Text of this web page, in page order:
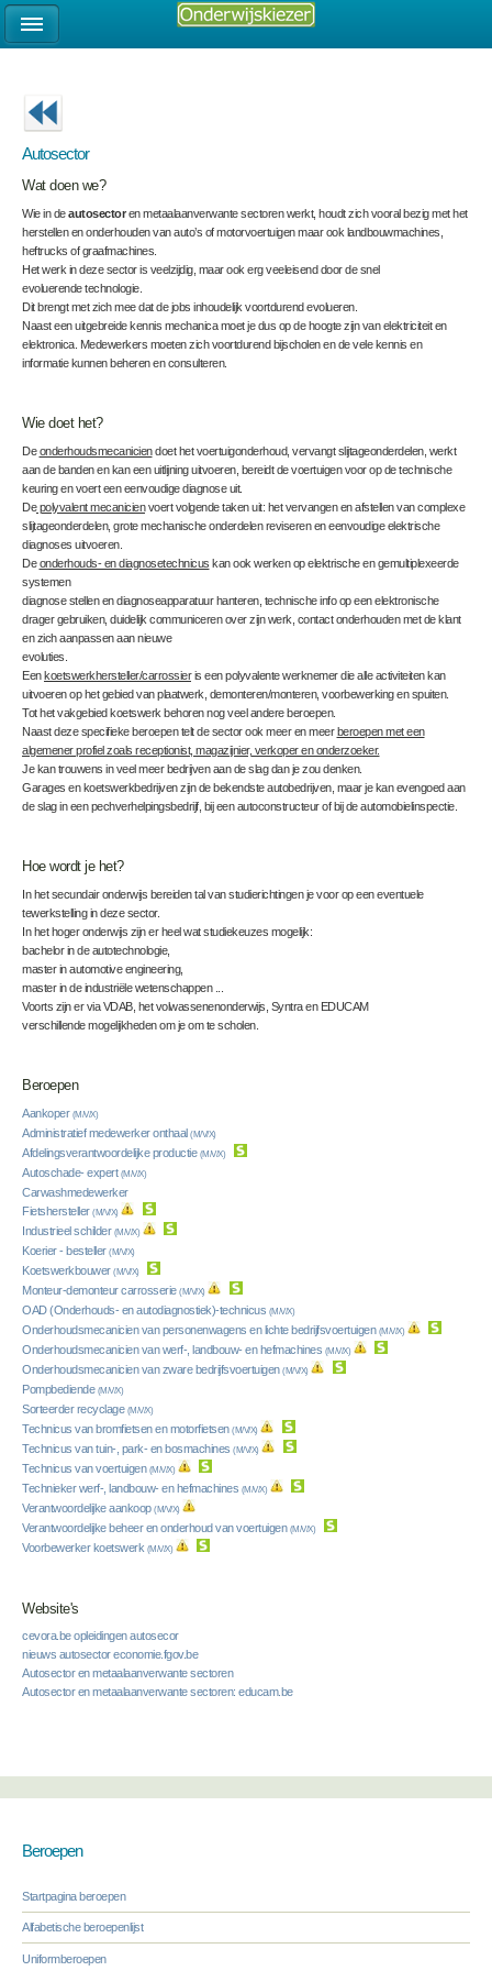
Autosector
Wat doen we?
Wie in deautosectoren metaalaanverwante sectoren werkt, houdt zich vooral bezig met het
herstellen en onderhouden van auto’s of motorvoertuigen maar ook landbouwmachines,
heftrucks of graafmachines.
Het werk in deze sector is veelzijdig, maar ook erg veeleisend door de snel
evoluerende technologie.
Dit brengt met zich mee dat de jobs inhoudelijk voortdurend evolueren.
Naast een uitgebreide kennis mechanica moet je dus op de hoogte zijn van elektriciteit en
elektronica. Medewerkers moeten zich voortdurend bijscholen en de vele kennis en
informatie kunnen beheren en consulteren.
Wie doet het?
Deonderhoudsmecaniciendoet het voertuigonderhoud, vervangt slijtageonderdelen, werkt
aan de banden en kan een uitlijning uitvoeren, bereidt de voertuigen voor op de technische
keuring en voert een eenvoudige diagnose uit.
Depolyvalent mecanicienvoert volgende taken uit: het vervangen en afstellen van complexe
slijtageonderdelen, grote mechanische onderdelen reviseren en eenvoudige elektrische
diagnoses uitvoeren.
Deonderhouds- en diagnosetechnicus kan ook werken op elektrische en gemultiplexeerde
systemen
diagnose stellen en diagnoseapparatuur hanteren, technische info op een elektronische
drager gebruiken, duidelijk communiceren over zijn werk, contact onderhouden met de klant
en zich aanpassen aan nieuwe
evoluties.
Een koetswerkhersteller/carrossieris een polyvalente werknemer die alle activiteiten kan
uitvoeren op het gebied van plaatwerk, demonteren/monteren, voorbewerking en spuiten.
Tot het vakgebied koetswerk behoren nog veel andere beroepen.
Naast deze specifieke beroepen telt de sector ook meer en meer beroepen met een
algemener profiel zoals receptionist, magazijnier, verkoper en onderzoeker.
Je kan trouwens in veel meer bedrijven aan de slag dan je zou denken.
Garages en koetswerkbedrijven zijn de bekendste autobedrijven, maar je kan evengoed aan
de slag in een pechverhelpingsbedrijf, bij een autoconstructeur of bij de automobielinspectie.
Hoe wordt je het?
In het secundair onderwijs bereiden tal van studierichtingen je voor op een eventuele
tewerkstelling in deze sector.
In het hoger onderwijs zijn er heel wat studiekeuzes mogelijk:
bachelor in de autotechnologie,
master in automotive engineering,
master in de industriële wetenschappen ...
Voorts zijn er via VDAB, het volwassenenonderwijs, Syntra en EDUCAM
verschillende mogelijkheden om je om te scholen.
Beroepen
Aankoper (M/V/X)
Administratief medewerker onthaal (M/V/X)
Afdelingsverantwoordelijke productie (M/V/X)
Autoschade- expert (M/V/X)
Carwashmedewerker
Fietshersteller (M/V/X)
Industrieel schilder (M/V/X)
Koerier - besteller (M/V/X)
Koetswerkbouwer (M/V/X)
Monteur-demonteur carrosserie (M/V/X)
OAD (Onderhouds- en autodiagnostiek)-technicus (M/V/X)
Onderhoudsmecanicien van personenwagens en lichte bedrijfsvoertuigen (M/V/X)
Onderhoudsmecanicien van werf-, landbouw- en hefmachines (M/V/X)
Onderhoudsmecanicien van zware bedrijfsvoertuigen (M/V/X)
Pompbediende (M/V/X)
Sorteerder recyclage (M/V/X)
Technicus van bromfietsen en motorfietsen (M/V/X)
Technicus van tuin-, park- en bosmachines (M/V/X)
Technicus van voertuigen (M/V/X)
Technieker werf-, landbouw- en hefmachines (M/V/X)
Verantwoordelijke aankoop (M/V/X)
Verantwoordelijke beheer en onderhoud van voertuigen (M/V/X)
Voorbewerker koetswerk (M/V/X)
Website's
cevora.be opleidingen autosecor
nieuws autosector economie.fgov.be
Autosector en metaalaanverwante sectoren
Autosector en metaalaanverwante sectoren: educam.be
Beroepen
Startpagina beroepen
Alfabetische beroepenlijst
Uniformberoepen